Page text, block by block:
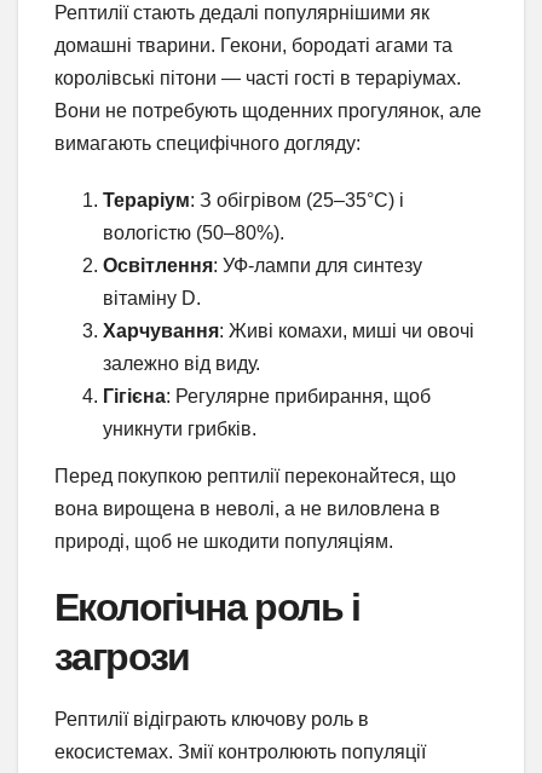
Рептилії стають дедалі популярнішими як
домашні тварини. Гекони, бородаті агами та
королівські пітони — часті гості в тераріумах.
Вони не потребують щоденних прогулянок, але
вимагають специфічного догляду:
Тераріум: З обігрівом (25–35°C) і
вологістю (50–80%).
Освітлення: УФ-лампи для синтезу
вітаміну D.
Харчування: Живі комахи, миші чи овочі
залежно від виду.
Гігієна: Регулярне прибирання, щоб
уникнути грибків.
Перед покупкою рептилії переконайтеся, що
вона вирощена в неволі, а не виловлена в
природі, щоб не шкодити популяціям.
Екологічна роль і
загрози
Рептилії відіграють ключову роль в
екосистемах. Змії контролюють популяції